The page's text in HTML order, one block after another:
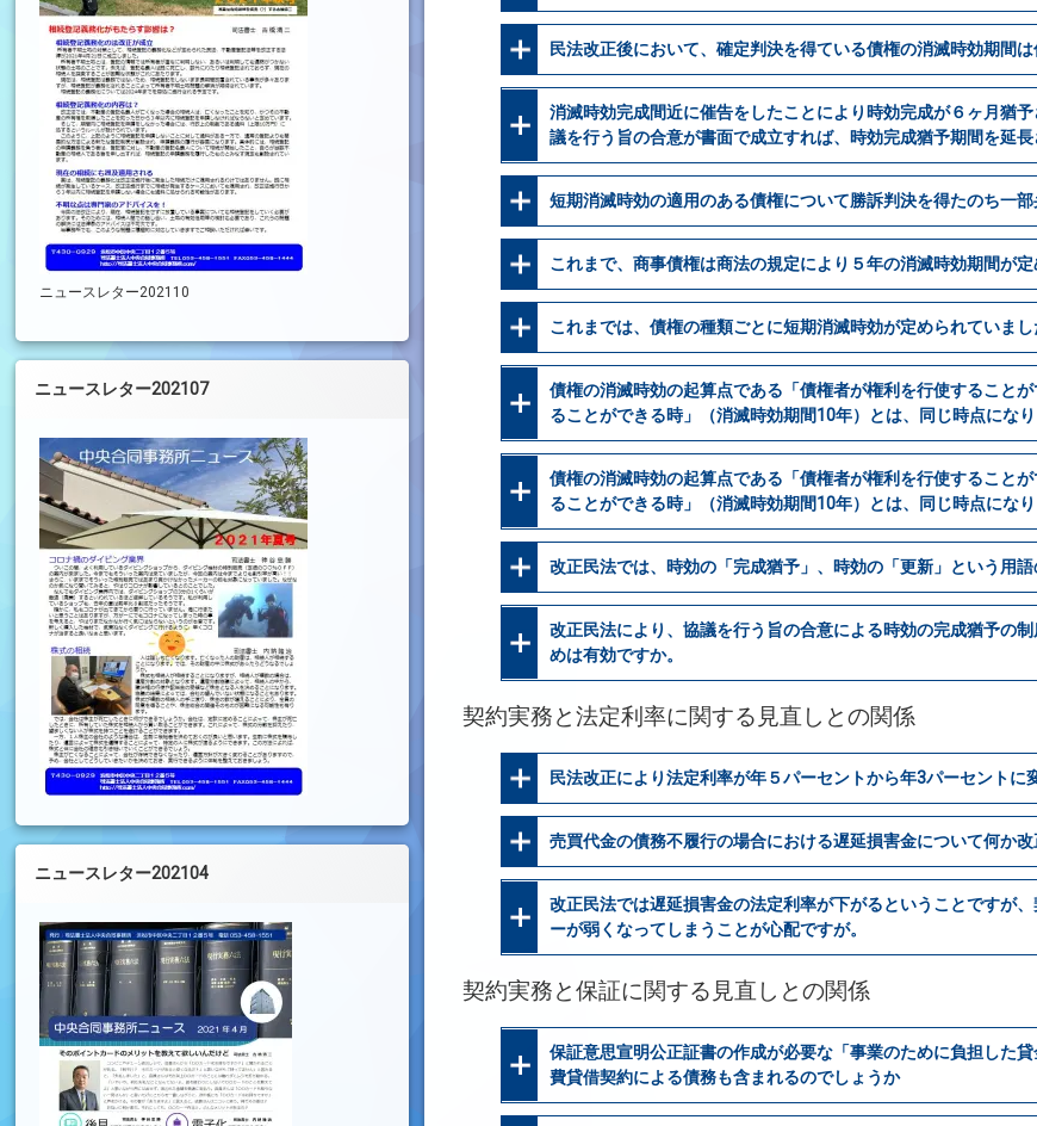
民法改正後において、確定判決を得ている債権の消滅時効期間は
消滅時効完成間近に催告をしたことにより時効完成が６ヶ月猶
議を行う旨の合意が書面で成立すれば、時効完成猶予期間を延長
短期消滅時効の適用のある債権について勝訴判決を得たのち一
これまで、商事債権は商法の規定により５年の消滅時効期間が
これまでは、債権の種類ごとに短期消滅時効が定められていま
債権の消滅時効の起算点である「債権者が権利を行使すること
ることができる時」（消滅時効期間10年）とは、同じ時点にな
債権の消滅時効の起算点である「債権者が権利を行使すること
ることができる時」（消滅時効期間10年）とは、同じ時点にな
改正民法では、時効の「完成猶予」、時効の「更新」という用
改正民法により、協議を行う旨の合意による時効の完成猶予の
めは有効ですか。
契約実務と法定利率に関する見直しとの関係
民法改正により法定利率が年５パーセントから年3パーセントに
売買代金の債務不履行の場合における遅延損害金について何か改
改正民法では遅延損害金の法定利率が下がるということですが
ーが弱くなってしまうことが心配ですが。
契約実務と保証に関する見直しとの関係
保証意思宣明公正証書の作成が必要な「事業のために負担した
費貸借契約による債務も含まれるのでしょうか
ニュースレター202110
ニュースレター202107
ニュースレター202104